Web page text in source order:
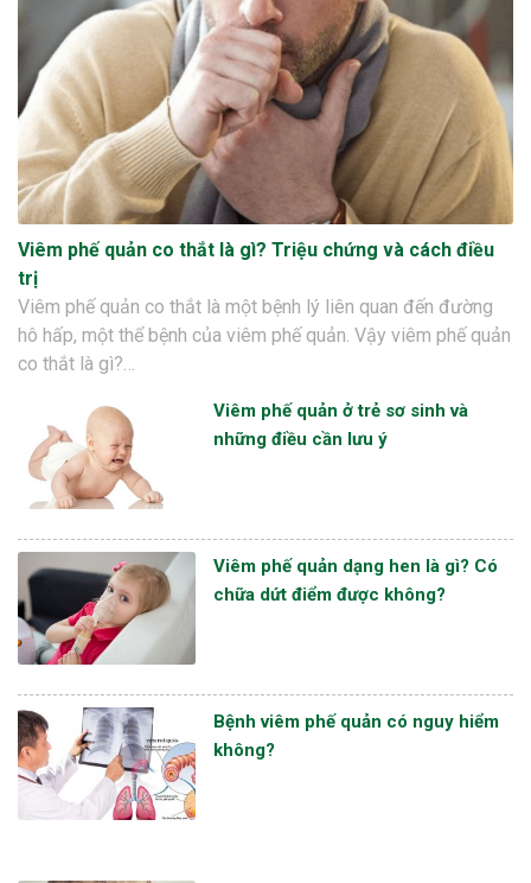
Viêm phế quản co thắt là gì? Triệu chứng và cách điều
trị
Viêm phế quản co thắt là một bệnh lý liên quan đến đường
hô hấp, một thể bệnh của viêm phế quản. Vậy viêm phế quản
co thắt là gì?…
Viêm phế quản ở trẻ sơ sinh và
những điều cần lưu ý
Viêm phế quản dạng hen là gì? Có
chữa dứt điểm được không?
Bệnh viêm phế quản có nguy hiểm
không?